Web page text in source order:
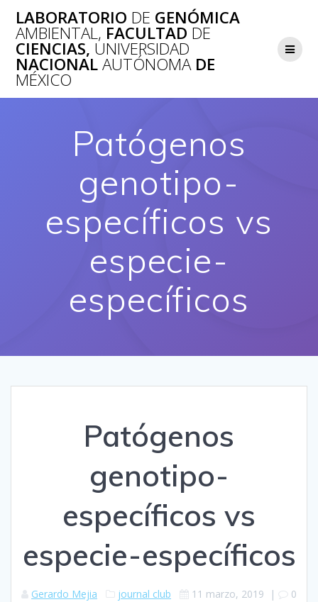
al
contenido
LABORATORIO DE GENÓMICA
AMBIENTAL, FACULTAD DE
CIENCIAS, UNIVERSIDAD
NACIONALAUTÓNOMADE
MÉXICO
Patógenos
genotipo-
específicos vs
especie-
específicos
Patógenos
genotipo-
específicos vs
especie-específicos
Gerardo Mejia journal club 11 marzo, 2019 | 0